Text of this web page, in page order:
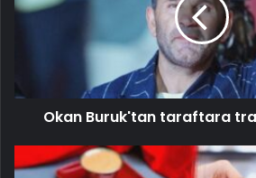
Okan Buruk'tan taraftara